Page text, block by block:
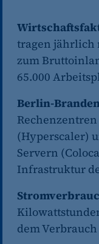
tragen jährlich
zum
65.000
Berlin-
(Hyperscaler)
Servern
Infrastruktur
dem